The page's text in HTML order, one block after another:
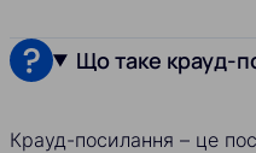
Що таке крауд-
Крауд-посилання – це